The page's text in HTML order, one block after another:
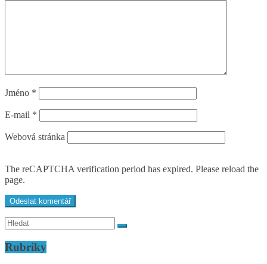
Jméno *
E-mail *
Webová stránka
The reCAPTCHA verification period has expired. Please reload the
page.
Rubriky